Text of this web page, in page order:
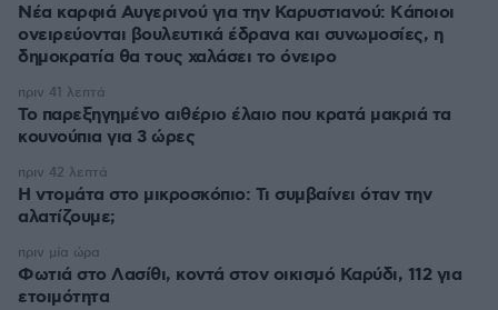
Νέα καρφιά Αυγερινού για την Καρυστιανού: Kάποιοι
ονειρεύονται βουλευτικά έδρανα και συνωμοσίες, η
δημοκρατία θα τους χαλάσει το όνειρο
Το παρεξηγημένο αιθέριο έλαιο που κρατά μακριά τα
κουνούπια για 3 ώρες
πριν 41 λεπτά
Η ντομάτα στο μικροσκόπιο: Τι συμβαίνει όταν την
αλατίζουμε;
πριν 42 λεπτά
Φωτιά στο Λασίθι, κοντά στον οικισμό Καρύδι, 112 για
ετοιμότητα
πριν μία ώρα